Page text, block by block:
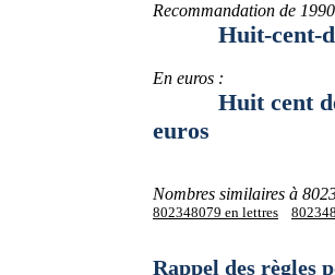
Recommandation de
Huit-cent-
En euros :
Huit cent
euros
Nombres similaires à
802348079 en lettres
Rappel des règles